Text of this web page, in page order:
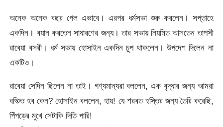
অনেক অনেক বছর গেল এভাবে। এরপর ধর্মসভা শুরু করলেন। সপ্তাহে
একদিন। বয়ান করতেন সাধারণের জন্য। তার সভায় নিয়মিত আসতেন তাপসী
রাবেয়া বসরী। ধর্ম সভায় হোসাইন একদিন চুপ থাকলেন। উপদেশ দিলেন না
একটিও।
রাবেয়া সেদিন ছিলেন না তাই। গণ্যমান্যরা বললেন, এক বৃদ্ধার জন্য আমরা
বঞ্চিত হব কেন? হোসাইন বললেন, হায়! যে শরবত হস্তির জন্য তৈরি করেছি,
পিঁপড়ের মুখে সেটাকি দিতি পারি!